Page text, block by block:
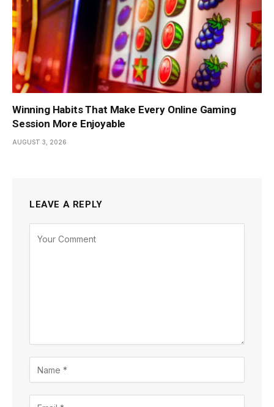
Winning Habits That Make Every Online Gaming
Session More Enjoyable
AUGUST 3, 2026
LEAVE A REPLY